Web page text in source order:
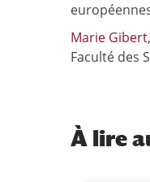
Marie Gibert
Faculté des
À lire